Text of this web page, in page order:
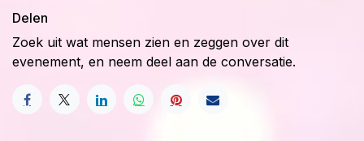
Delen
Zoek uit wat mensen zien en zeggen over dit
evenement, en neem deel aan de conversatie.